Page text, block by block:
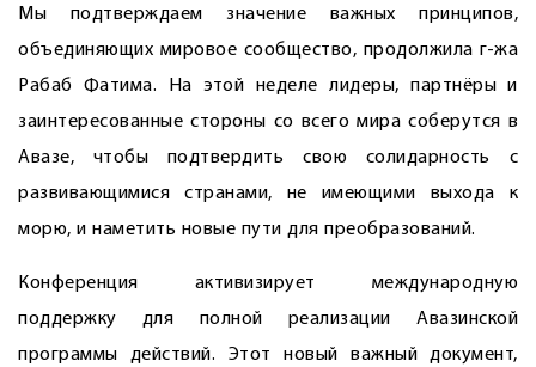
Мы подтверждаем значение важных принципов,
объединяющих мировое сообщество, продолжила г-жа
Рабаб Фатима. На этой неделе лидеры, партнёры и
заинтересованные стороны со всего мира соберутся в
Авазе, чтобы подтвердить свою солидарность с
развивающимися странами, не имеющими выхода к
морю, и наметить новые пути для преобразований.
Конференция активизирует международную
поддержку для полной реализации Авазинской
программы действий. Этот новый важный документ,